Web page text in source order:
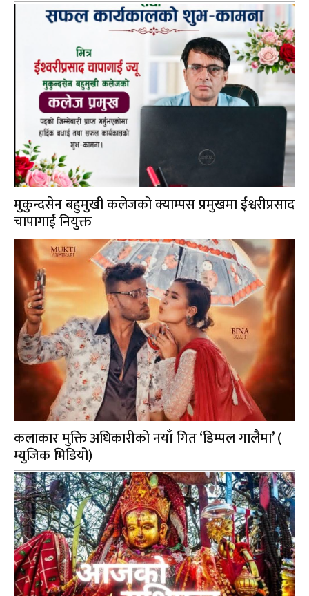
मुकुन्दसेन बहुमुखी कलेजको क्याम्पस प्रमुखमा ईश्वरीप्रसाद
चापागाईं नियुक्त
कलाकार मुक्ति अधिकारीको नयाँ गित ‘डिम्पल गालैमा’ (
म्युजिक भिडियो)